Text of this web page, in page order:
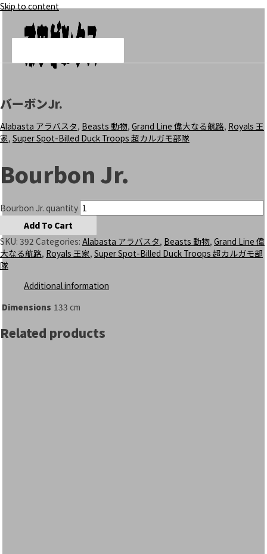
Skip to content
バーボンJr.
Alabasta アラバスタ, Beasts 動物, Grand Line 偉大なる航路, Royals 王
家, Super Spot-Billed Duck Troops 超カルガモ部隊
Bourbon Jr.
Bourbon Jr. quantity
Add To Cart
SKU: 392 Categories: Alabasta アラバスタ, Beasts 動物, Grand Line 偉
大なる航路, Royals 王家, Super Spot-Billed Duck Troops 超カルガモ部
隊
Additional information
Dimensions 133 cm
Related products
イワンX
Add To Cart
スフィンクス
Add To Cart
マツゲ
Add To Cart